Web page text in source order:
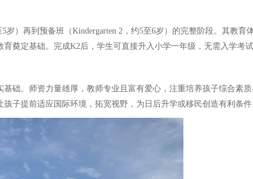
）再到预备班（Kindergarten 2，约5至6岁）的完整阶段。其教
奠定基础。完成K2后，学生可直接升入小学一年级，无需入学考
础。师资力量雄厚，教师专业且富有爱心，注重培养孩子综合素
子提前适应国际环境，拓宽视野，为日后升学或移民创造有利条件